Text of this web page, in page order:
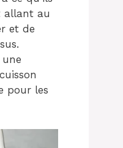
allant au
et de
pour les